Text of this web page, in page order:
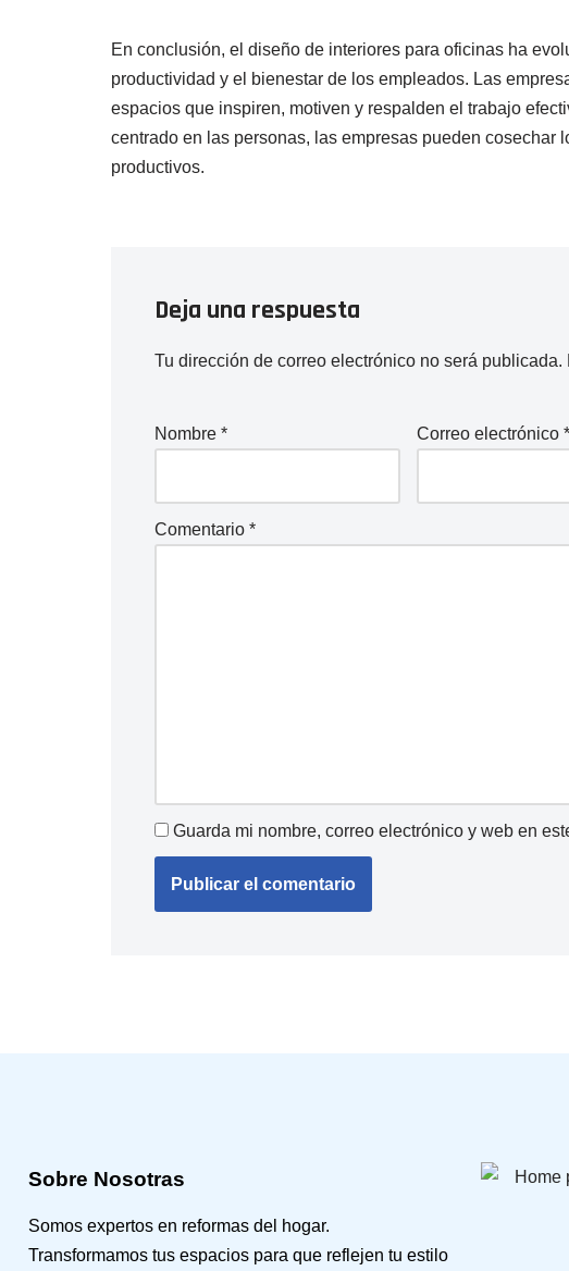
En conclusión, el diseño de interiores para oficinas ha
productividad y el bienestar de los empleados. Las
espacios que inspiren, motiven y respalden el trabajo
centrado en las personas, las empresas pueden cosechar
productivos.
Deja una respuesta
Tu dirección de correo electrónico no será publicada.
Nombre * Correo electrónico*
Comentario *
Guarda mi nombre, correo electrónico y web en
Sobre Nosotras
Somos expertos en reformas del hogar.
Transformamos tus espacios para que reflejen tu estilo